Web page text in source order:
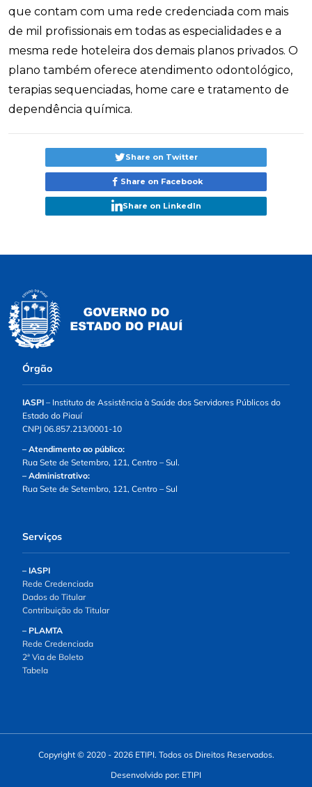
que contam com uma rede credenciada com mais
de mil profissionais em todas as especialidades e a
mesma rede hoteleira dos demais planos privados. O
plano também oferece atendimento odontológico,
terapias sequenciadas, home care e tratamento de
dependência química.
Share on Twitter
Share on Facebook
Share on LinkedIn
Órgão
IASPI – Instituto de Assistência à Saúde dos Servidores Públicos do
Estado do Piauí
CNPJ 06.857.213/0001-10
– Atendimento ao público:
Rua Sete de Setembro, 121, Centro – Sul.
– Administrativo:
Rua Sete de Setembro, 121, Centro – Sul
Serviços
– IASPI
Rede Credenciada
Dados do Titular
Contribuição do Titular
– PLAMTA
Rede Credenciada
2ª Via de Boleto
Tabela
Copyright © 2020 - 2026 ETIPI. Todos os Direitos Reservados.
Desenvolvido por: ETIPI